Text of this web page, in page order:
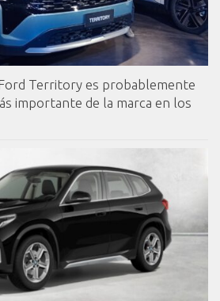
Territory es probablemente
importante de la marca en los